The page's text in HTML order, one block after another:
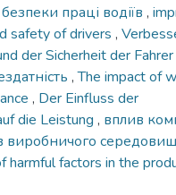
праці водіїв ,
safety of drivers ,
der Sicherheit der Fahrer
,The impact of
, Der Einfluss der
die Leistung , вплив
виробничого
harmful factors in the